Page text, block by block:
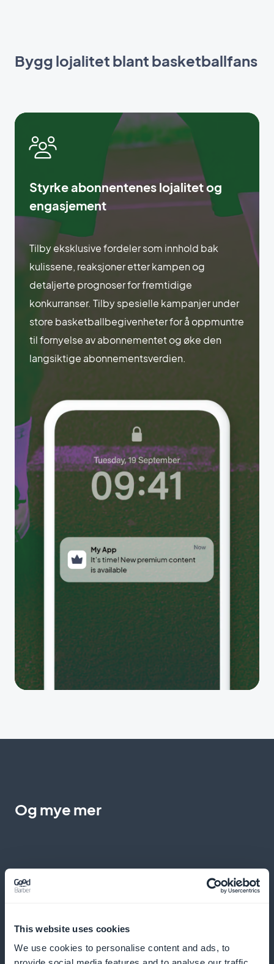
This website uses cookies
We use cookies to personalise content and ads, to
Bygg lojalitet blant basketballfans
Styrke abonnentenes lojalitet og
engasjement
Tilby eksklusive fordeler som innhold bak
kulissene, reaksjoner etter kampen og
detaljerte prognoser for fremtidige
konkurranser. Tilby spesielle kampanjer under
store basketballbegivenheter for å oppmuntre
til fornyelse av abonnementet og øke den
langsiktige abonnementsverdien.
Og mye mer
Detaljerte analyser for en optimalisert